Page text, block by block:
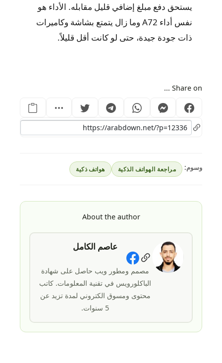
يستحق دفع مبلغ إضافي قليل مقابله. الأداء هو
نفس أداء A72 وما زال يتمتع بشاشة وكاميرات
ذات جودة جيدة، حتى لو كانت أقل قليلاً.
Share on ...
وسوم: مراجعة الهواتف الذكية هواتف ذكية
About the author
عاصم الكامل
Social Links
مصمم ومطور ويب حاصل على شهادة
الباكلورويس في تقنية المعلومات. كاتب
محتوى ومسوق الكتروني لمدة تزيد عن
5 سنوات.